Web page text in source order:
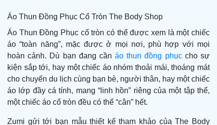
Áo Thun Đồng Phục Cổ Tròn The Body Shop
Áo Thun Đồng Phục cổ tròn có thể được xem là một chiếc
áo “toàn năng”, mặc được ở mọi nơi, phù hợp với mọi
hoàn cảnh. Dù bạn đang cầnáo thun đồng phụccho sự
kiện sắp tới, hay một chiếc áo nhóm thoải mái, thoáng mát
cho chuyến du lịch cùng bạn bè, người thân, hay một chiếc
áo lớp đầy cá tính, mang “linh hồn” riêng của một tập thể,
một chiếc áo cổ tròn đều có thể “cân” hết.
Zumi gửi tới bạn mẫu thiết kế tham khảo của The Body